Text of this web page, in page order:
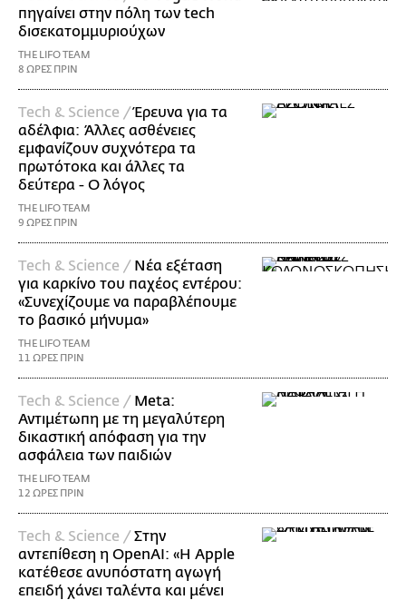
πηγαίνει στην πόλη των tech
δισεκατομμυριούχων
THE LIFO TEAM
8 ΩΡΕΣ ΠΡΙΝ
Τech & Science /Έρευνα για τα
αδέλφια: Άλλες ασθένειες
εμφανίζουν συχνότερα τα
πρωτότοκα και άλλες τα
δεύτερα - Ο λόγος
THE LIFO TEAM
9 ΩΡΕΣ ΠΡΙΝ
Τech & Science / Νέα εξέταση
για καρκίνο του παχέος εντέρου:
«Συνεχίζουμε να παραβλέπουμε
το βασικό μήνυμα»
THE LIFO TEAM
11 ΩΡΕΣ ΠΡΙΝ
Τech & Science / Meta:
Αντιμέτωπη με τη μεγαλύτερη
δικαστική απόφαση για την
ασφάλεια των παιδιών
THE LIFO TEAM
12 ΩΡΕΣ ΠΡΙΝ
Τech & Science /Στην
αντεπίθεση η OpenAI: «Η Apple
κατέθεσε ανυπόστατη αγωγή
επειδή χάνει ταλέντα και μένει